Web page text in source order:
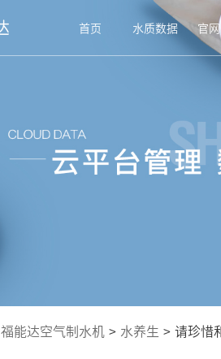
首页 水质数据 官
福能达空气制水机 > 水养生 > 请珍惜